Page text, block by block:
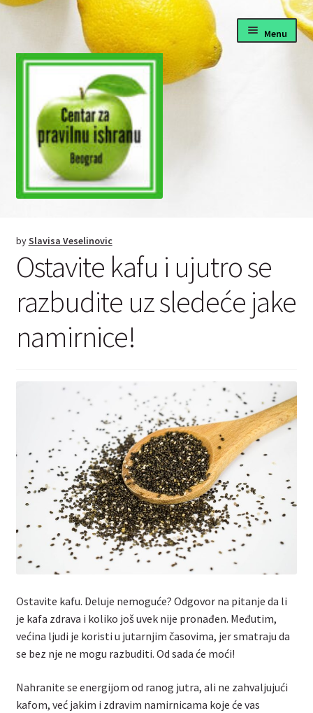
navigation
content
Menu
Fitnes i dijete
Zdrava hrana recepti
bySlavisa Veselinovic
Ostavite kafu i ujutro se
razbudite uz sledeće jake
namirnice!
Ostavite kafu. Deluje nemoguće? Odgovor na pitanje da li
je kafa zdrava i koliko još uvek nije pronađen. Međutim,
većina ljudi je koristi u jutarnjim časovima, jer smatraju da
se bez nje ne mogu razbuditi. Od sada će moći!
Nahranite se energijom od ranog jutra, ali ne zahvaljujući
kafom, već jakim i zdravim namirnicama koje će vas